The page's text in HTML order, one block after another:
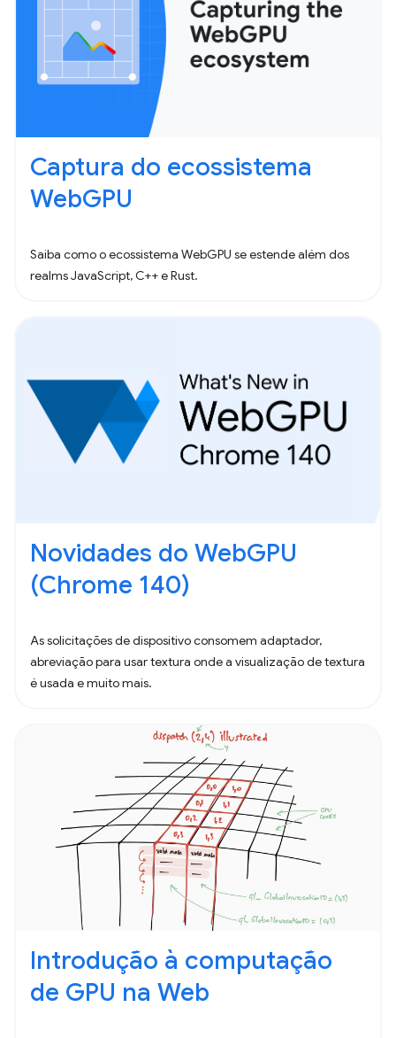
Captura do ecossistema
WebGPU
Saiba como o ecossistema WebGPU se estende além dos
realms JavaScript, C++ e Rust.
Novidades do WebGPU
(Chrome 140)
As solicitações de dispositivo consomem adaptador,
abreviação para usar textura onde a visualização de textura
é usada e muito mais.
Introdução à computação
de GPU na Web